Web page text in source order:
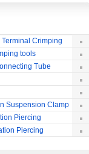
Crimping
tools
Tube
Terminals
Suspension Clamp
Piercing
Piercing